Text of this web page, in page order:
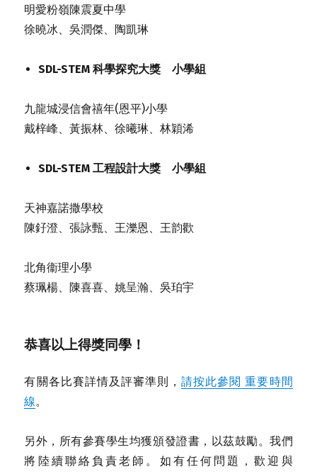
明愛粉嶺陳震夏中學
徐曉冰、吳潤傑、陶凱琳
SDL-STEM 科學探究大獎 小學組
九龍城浸信會禧年(恩平)小學
戴梓峰、黃振林、徐曦琳、林穎浠
SDL-STEM 工程設計大獎 小學組
天神嘉諾撒學校
陳釨澄、張詠甄、王濼恩、王韵歡
北角衞理小學
蔡珮楊、陳喜喜、姚呈瀚、吳珀宇
恭喜以上得獎同學！
有關各比賽詳情及評審準則，請按此參閱 重要時間
線。
另外，所有參賽學生均獲頒發證書，以茲鼓勵。我們
將陸續聯絡負責老師。如有任何問題，歡迎與